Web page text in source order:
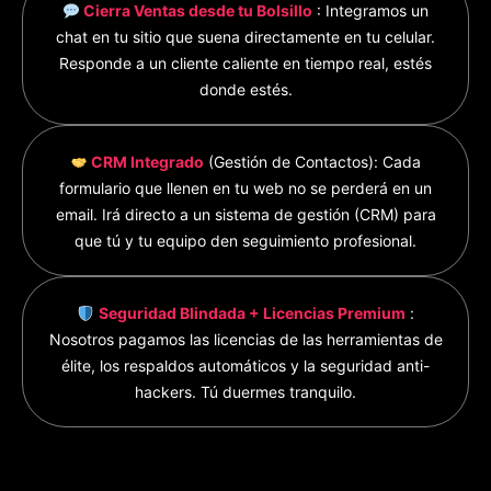
Cierra Ventas desde tu Bolsillo : Integramos un
chat en tu sitio que suena directamente en tu celular.
Responde a un cliente caliente en tiempo real, estés
donde estés.
CRM Integrado (Gestión de Contactos): Cada
formulario que llenen en tu web no se perderá en un
email. Irá directo a un sistema de gestión (CRM) para
que tú y tu equipo den seguimiento profesional.
Seguridad Blindada + Licencias Premium :
Nosotros pagamos las licencias de las herramientas de
élite, los respaldos automáticos y la seguridad anti-
hackers. Tú duermes tranquilo.